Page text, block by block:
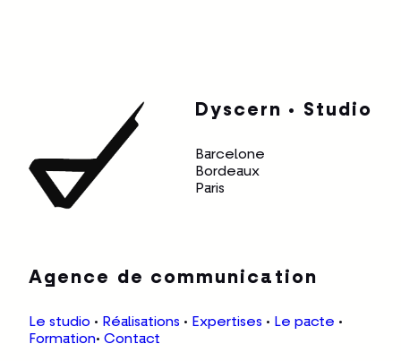
Dyscern • Studio
Barcelone
Bordeaux
Paris
Agence de communication
Le studio • Réalisations • Expertises • Le pacte •
Formation• Contact